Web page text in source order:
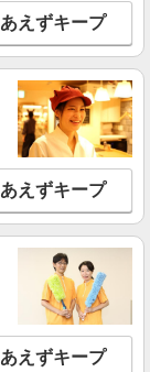
通勤OK
を見る
勤OK
を見る
えずキープ
えずキープ
えずキープ